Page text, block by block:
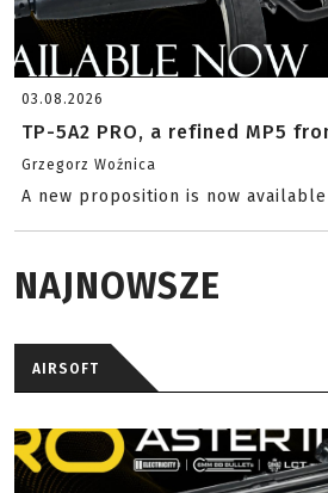
03.08.2026
TP-5A2 PRO, a refined MP5
Grzegorz Woźnica
A new proposition is now
NAJNOWSZE
AIRSOFT